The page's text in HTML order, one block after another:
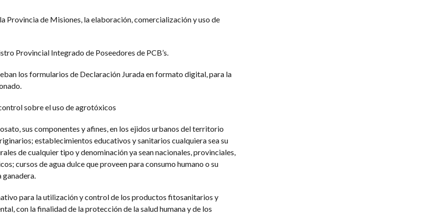
Provincia de Misiones, la elaboración, comercialización y uso de
Provincial Integrado de Poseedores de PCB’s.
los formularios de Declaración Jurada en formato digital, para la
sobre el uso de agrotóxicos
sus componentes y afines, en los ejidos urbanos del territorio
establecimientos educativos y sanitarios cualquiera sea su
de cualquier tipo y denominación ya sean nacionales, provinciales,
cursos de agua dulce que proveen para consumo humano o su
para la utilización y control de los productos fitosanitarios y
con la finalidad de la protección de la salud humana y de los